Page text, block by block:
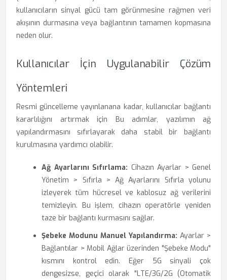
kullanıcıların sinyal gücü tam görünmesine rağmen veri
akışının durmasına veya bağlantının tamamen kopmasına
neden olur.
Kullanıcılar İçin Uygulanabilir Çözüm
Yöntemleri
Resmi güncelleme yayınlanana kadar, kullanıcılar bağlantı
kararlılığını artırmak için Bu adımlar, yazılımın ağ
yapılandırmasını sıfırlayarak daha stabil bir bağlantı
kurulmasına yardımcı olabilir.
Ağ Ayarlarını Sıfırlama: Cihazın Ayarlar > Genel
Yönetim > Sıfırla > Ağ Ayarlarını Sıfırla yolunu
izleyerek tüm hücresel ve kablosuz ağ verilerini
temizleyin. Bu işlem, cihazın operatörle yeniden
taze bir bağlantı kurmasını sağlar.
Şebeke Modunu Manuel Yapılandırma: Ayarlar >
Bağlantılar > Mobil Ağlar üzerinden "Şebeke Modu"
kısmını kontrol edin. Eğer 5G sinyali çok
dengesizse, geçici olarak "LTE/3G/2G (Otomatik